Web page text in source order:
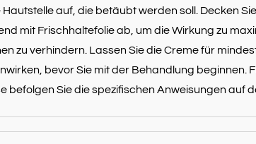
auf, die betäubt werden soll. Decken
mit Frischhaltefolie ab, um die Wirkung zu
zu verhindern. Lassen Sie die Creme für
bevor Sie mit der Behandlung beginnen.
befolgen Sie die spezifischen Anweisungen auf